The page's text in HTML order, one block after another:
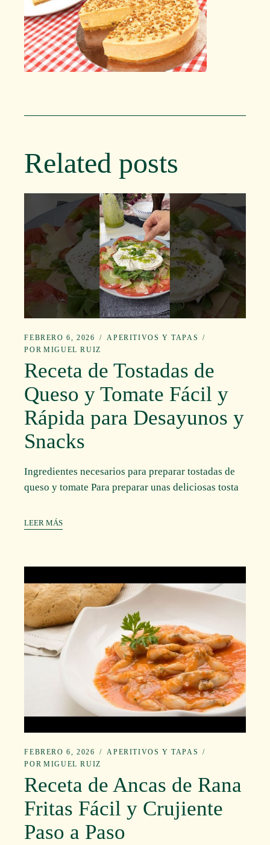
Related posts
FEBRERO 6, 2026
APERITIVOS Y TAPAS
POR MIGUEL RUIZ
Receta de Tostadas de
Queso y Tomate Fácil y
Rápida para Desayunos y
Snacks
Ingredientes necesarios para preparar tostadas de
queso y tomate Para preparar unas deliciosas tosta
LEER MÁS
FEBRERO 6, 2026
APERITIVOS Y TAPAS
POR MIGUEL RUIZ
Receta de Ancas de Rana
Fritas Fácil y Crujiente
Paso a Paso